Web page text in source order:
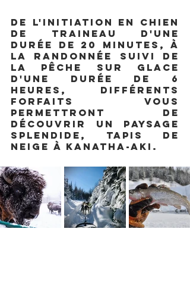
De l'initiation en chien
de traineau d'une
durée de 20 minutes, à
la randonnée suivi de
la pêche sur glace
d'une durée de 6
heures, différents
forfaits vous
permettront de
découvrir un paysage
splendide, tapis de
neige à Kanatha-Aki.